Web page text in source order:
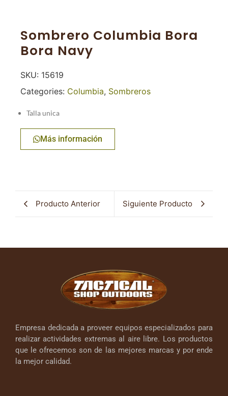
Sombrero Columbia Bora
Bora Navy
SKU: 15619
Categories: Columbia, Sombreros
Talla unica
Más información
Producto Anterior Siguiente Producto
Empresa dedicada a proveer equipos especializados para
realizar actividades extremas al aire libre. Los productos
que le ofrecemos son de las mejores marcas y por ende
la mejor calidad.